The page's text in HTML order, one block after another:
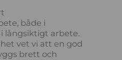
både i
långsiktigt arbete.
vet vi att en god
brett och